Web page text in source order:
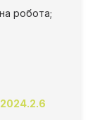
робота;